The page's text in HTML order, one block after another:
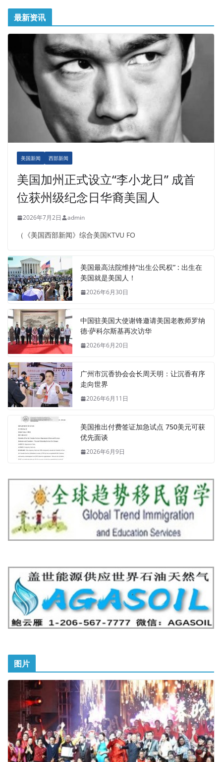
最新资讯
美国新闻 西部新闻
美国加州正式设立“李小龙日” 成首
位获州级纪念日华裔美国人
2026年7月2日 admin
（《美国西部新闻》综合美国KTVU FO
美国最高法院维持“出生公民权” : 出生在
美国就是美国人！
2026年6月30日
中国驻美国大使谢锋邀请美国老教师罗纳
德·萨科尔斯基再次访华
2026年6月20日
广州市沉香协会会长周天明：让沉香有序
走向世界
2026年6月11日
美国推出付费签证加急试点 750美元可获
优先面谈
2026年6月9日
图片